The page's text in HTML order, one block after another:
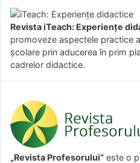
Revista iTeach: Experienţe
promoveze aspectele practice
şcolare prin aducerea în prim
cadrelor didactice.
„Revista Profesorului” este o